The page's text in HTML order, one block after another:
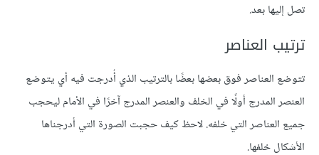
تصل إليها بعد.
ترتيب العناصر
تتوضع العناصر فوق بعضها بعضًا بالترتيب الذي أُدرجت فيه أي يتوضع
العنصر المدرج أولًا في الخلف والعنصر المدرج آخرًا في الأمام ليحجب
جميع العناصر التي خلفه. لاحظ كيف حجبت الصورة التي أدرجناها
الأشكال خلفها.